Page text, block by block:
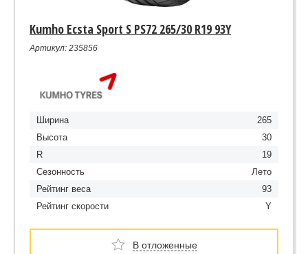
Kumho Ecsta Sport S PS72 265/30 R19 93Y
Артикул: 235856
Ширина
265
Высота
30
R
19
Сезонность
Лето
Рейтинг веса
93
Рейтинг скорости
Y
В отложенные